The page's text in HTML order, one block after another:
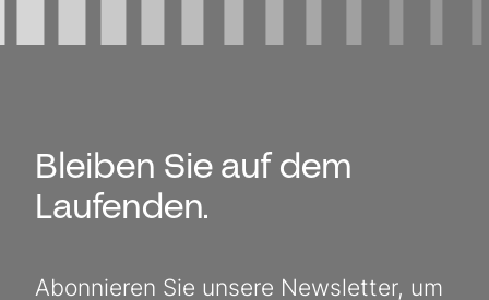
Bleiben Sie auf dem
Laufenden.
Abonnieren Sie unsere Newsletter, um